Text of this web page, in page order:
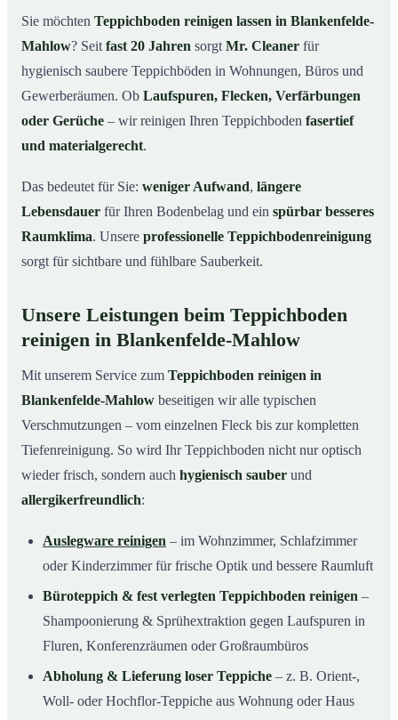
Warum Teppichboden reinigen mit Mr. Cleaner in
Blankenfelde-Mahlow?
So funktioniert’s
Umgebung
Jetzt Angebot einholen
07So reinigen unsere Profis Teppichböden in
Sie möchten Teppichboden reinigen lassen in Blankenfelde-
Mahlow? Seit fast 20 Jahren sorgt Mr. Cleaner für
hygienisch saubere Teppichböden in Wohnungen, Büros und
Gewerberäumen. Ob Laufspuren, Flecken, Verfärbungen
oder Gerüche – wir reinigen Ihren Teppichboden fasertief
und materialgerecht.
Das bedeutet für Sie: weniger Aufwand, längere
Lebensdauer für Ihren Bodenbelag und ein spürbar besseres
Raumklima. Unsere professionelle Teppichbodenreinigung
sorgt für sichtbare und fühlbare Sauberkeit.
Unsere Leistungen beim Teppichboden
reinigen in Blankenfelde-Mahlow
Mit unserem Service zum Teppichboden reinigen in
Blankenfelde-Mahlow beseitigen wir alle typischen
Verschmutzungen – vom einzelnen Fleck bis zur kompletten
Tiefenreinigung. So wird Ihr Teppichboden nicht nur optisch
wieder frisch, sondern auch hygienisch sauber und
allergikerfreundlich:
Auslegware reinigen – im Wohnzimmer, Schlafzimmer
oder Kinderzimmer für frische Optik und bessere Raumluft
Büroteppich & fest verlegten Teppichboden reinigen –
Shampoonierung & Sprühextraktion gegen Laufspuren in
Fluren, Konferenzräumen oder Großraumbüros
Abholung & Lieferung loser Teppiche – z. B. Orient-,
Woll- oder Hochflor-Teppiche aus Wohnung oder Haus